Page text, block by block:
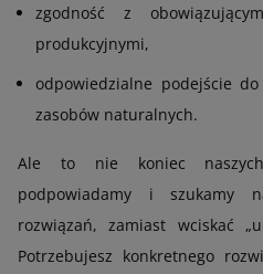
zgodność z
produkcyjnymi,
odpowiedzialne podejście
zasobów naturalnych.
Ale to nie koniec naszych
podpowiadamy i szukamy
rozwiązań, zamiast wciskać
Potrzebujesz konkretnego